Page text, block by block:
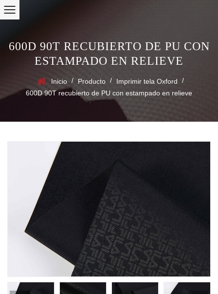
600D 90T RECUBIERTO DE PU CON
ESTAMPADO EN RELIEVE
Inicio / Producto / Imprimir tela Oxford
/
600D 90T recubierto de PU con estampado en relieve